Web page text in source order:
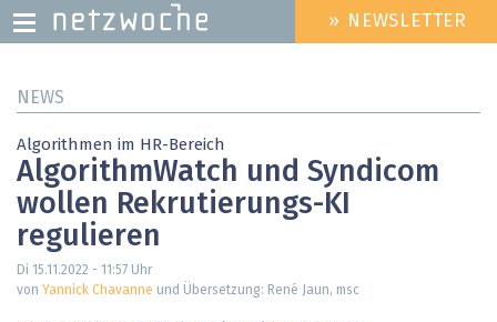
zum
HEADER
MENU
» NEWSLETTER
NEWS
Algorithmen im HR-Bereich
AlgorithmWatch und Syndicom
wollen Rekrutierungs-KI
regulieren
Di 15.11.2022 - 11:57 Uhr
von Yannick Chavanne und Übersetzung: René Jaun, msc